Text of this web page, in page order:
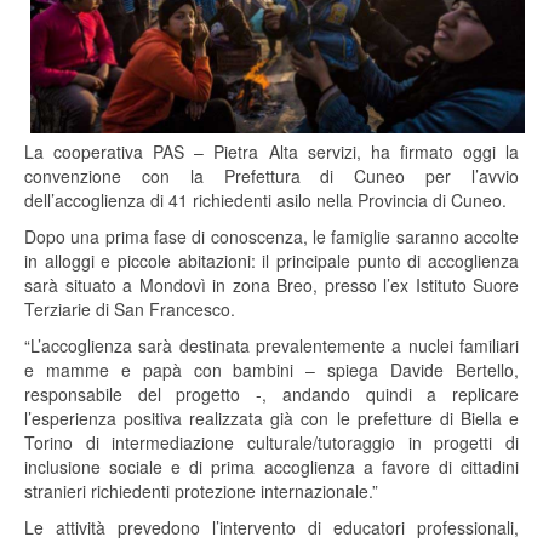
La cooperativa PAS – Pietra Alta servizi, ha firmato oggi la
convenzione con la Prefettura di Cuneo per l’avvio
dell’accoglienza di 41 richiedenti asilo nella Provincia di Cuneo.
Dopo una prima fase di conoscenza, le famiglie saranno accolte
in alloggi e piccole abitazioni: il principale punto di accoglienza
sarà situato a Mondovì in zona Breo, presso l’ex Istituto Suore
Terziarie di San Francesco.
“L’accoglienza sarà destinata prevalentemente a nuclei familiari
e mamme e papà con bambini – spiega Davide Bertello,
responsabile del progetto -, andando quindi a replicare
l’esperienza positiva realizzata già con le prefetture di Biella e
Torino di intermediazione culturale/tutoraggio in progetti di
inclusione sociale e di prima accoglienza a favore di cittadini
stranieri richiedenti protezione internazionale.”
Le attività prevedono l’intervento di educatori professionali,